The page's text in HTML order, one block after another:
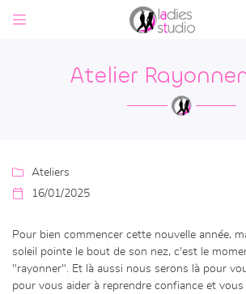

05 44 30 00 61
 Adresse email de réception
En cochant cette case, vous consentez à recevoir nos
l'adresse email indiqué ci-dessus. Vous pouvez vous
Atelier

Ateliers

16/01/2025
Pour bien commencer cette nouvelle année,
soleil pointe le bout de son nez, c'est le
"rayonner". Et là aussi nous serons là pour
pour vous aider à reprendre confiance et